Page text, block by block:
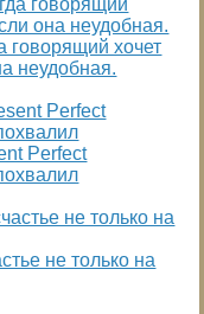
говорящий хочет
неудобная.
Perfect
не только на